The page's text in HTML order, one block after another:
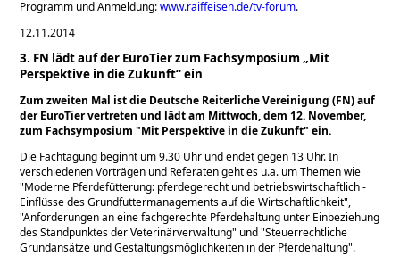
Programm und Anmeldung:www.raiffeisen.de/tv-forum.
12.11.2014
3. FN lädt auf der EuroTier zum Fachsymposium „Mit
Perspektive in die Zukunft“ ein
Zum zweiten Mal ist die Deutsche Reiterliche Vereinigung (FN) auf
der EuroTier vertreten und lädt am Mittwoch, dem 12. November,
zum Fachsymposium Mit Perspektive in die Zukunft ein.
Die Fachtagung beginnt um 9.30 Uhr und endet gegen 13 Uhr. In
verschiedenen Vorträgen und Referaten geht es u.a. um Themen wie
Moderne Pferdefütterung: pferdegerecht und betriebswirtschaftlich -
Einflüsse des Grundfuttermanagements auf die Wirtschaftlichkeit ,
Anforderungen an eine fachgerechte Pferdehaltung unter Einbeziehung
des Standpunktes der Veterinärverwaltung und Steuerrechtliche
Grundansätze und Gestaltungsmöglichkeiten in der Pferdehaltung .